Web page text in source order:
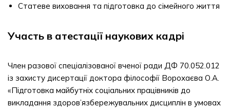
Статеве виховання та підготовка до сімейного життя
Участь в атестації наукових кадрі
Член разової спеціалізованої вченої ради ДФ 70.052.012
із захисту дисертації доктора філософії Ворохаєва О.А.
«Підготовка майбутніх соціальних працівників до
викладання здоров’язбережувальних дисциплін в умовах